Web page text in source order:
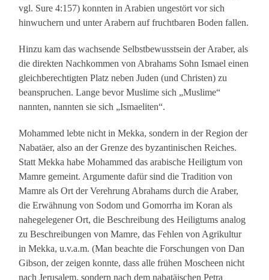
vgl. Sure 4:157) konnten in Arabien ungestört vor sich
hinwuchern und unter Arabern auf fruchtbaren Boden fallen.
Hinzu kam das wachsende Selbstbewusstsein der Araber, als
die direkten Nachkommen von Abrahams Sohn Ismael einen
gleichberechtigten Platz neben Juden (und Christen) zu
beanspruchen. Lange bevor Muslime sich „Muslime“
nannten, nannten sie sich „Ismaeliten“.
Mohammed lebte nicht in Mekka, sondern in der Region der
Nabatäer, also an der Grenze des byzantinischen Reiches.
Statt Mekka habe Mohammed das arabische Heiligtum von
Mamre gemeint. Argumente dafür sind die Tradition von
Mamre als Ort der Verehrung Abrahams durch die Araber,
die Erwähnung von Sodom und Gomorrha im Koran als
nahegelegener Ort, die Beschreibung des Heiligtums analog
zu Beschreibungen von Mamre, das Fehlen von Agrikultur
in Mekka, u.v.a.m. (Man beachte die Forschungen von Dan
Gibson, der zeigen konnte, dass alle frühen Moscheen nicht
nach Jerusalem, sondern nach dem nabatäischen Petra